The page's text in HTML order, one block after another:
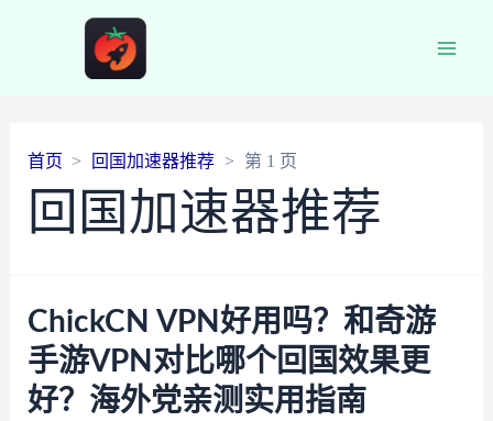
首页 回国加速器推荐 第 1 页
回国加速器推荐
ChickCN VPN好用吗？和奇游
手游VPN对比哪个回国效果更
好？海外党亲测实用指南